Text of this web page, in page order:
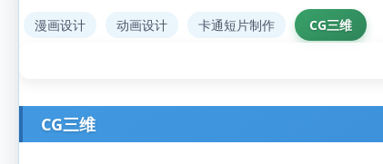
漫画设计 动画设计 卡通短片制作 CG三维
CG三维